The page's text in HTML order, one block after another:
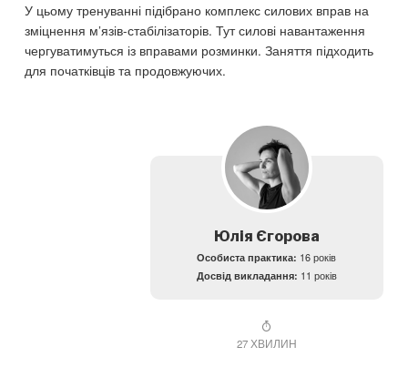
У цьому тренуванні підібрано комплекс силових вправ на
зміцнення м’язів-стабілізаторів. Тут силові навантаження
чергуватимуться із вправами розминки. Заняття підходить
для початківців та продовжуючих.
Юлія Єгорова
Особиста практика: 16 років
Досвід викладання: 11 років
27 ХВИЛИН